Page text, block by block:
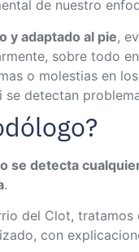
de nuestro
y adaptado al pie,
sobre todo
o molestias en
se detectan
se detecta
.
del Clot,
con